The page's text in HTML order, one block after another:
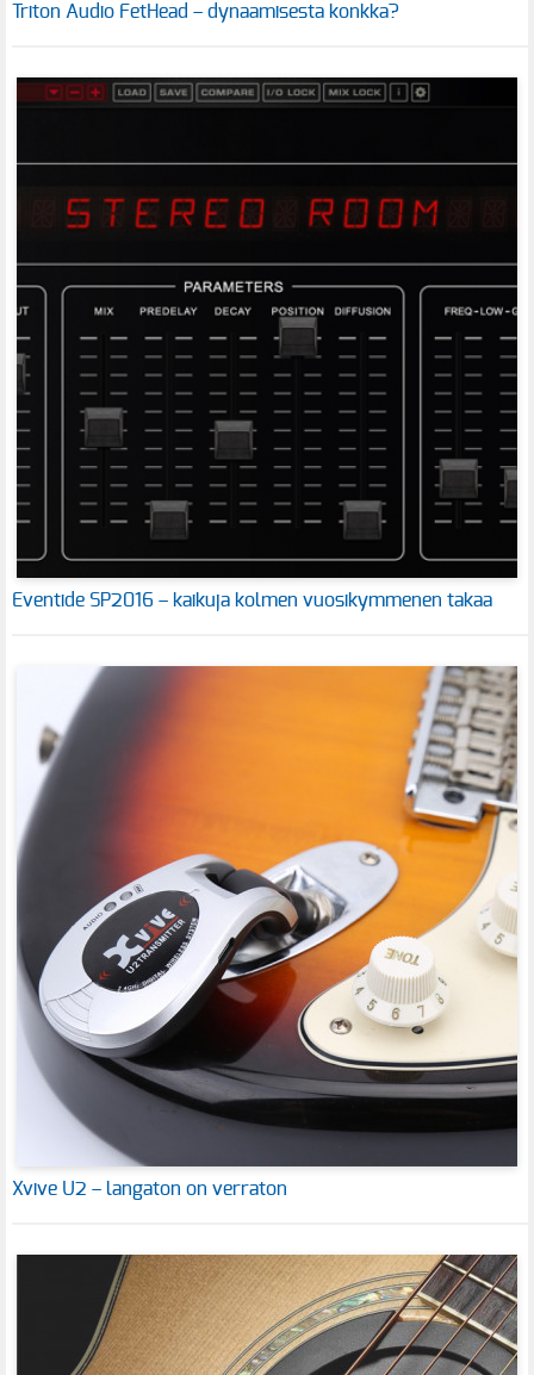
Triton Audio FetHead – dynaamisesta konkka?
Eventide SP2016 – kaikuja kolmen vuosikymmenen takaa
Xvive U2 – langaton on verraton